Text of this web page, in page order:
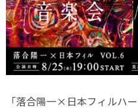
「落合陽⼀×⽇本フィルハ